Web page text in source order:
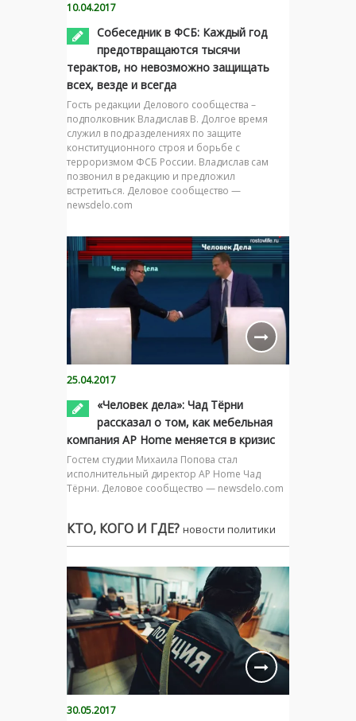
10.04.2017
Собеседник в ФСБ: Каждый год
предотвращаются тысячи
терактов, но невозможно защищать
всех, везде и всегда
Гость редакции Делового сообщества –
подполковник Владислав В. Долгое время
служил в подразделениях по защите
конституционного строя и борьбе с
терроризмом ФСБ России. Владислав сам
позвонил в редакцию и предложил
встретиться. Деловое сообщество —
newsdelo.com
25.04.2017
«Человек дела»: Чад Тёрни
рассказал о том, как мебельная
компания AP Home меняется в кризис
Гостем студии Михаила Попова стал
исполнительный директор AP Home Чад
Тёрни. Деловое сообщество — newsdelo.com
КТО, КОГО И ГДЕ? новости политики
30.05.2017